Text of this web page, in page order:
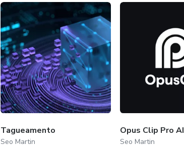
Tagueamento
Seo Martin
Opus Clip Pro AI
Seo Martin